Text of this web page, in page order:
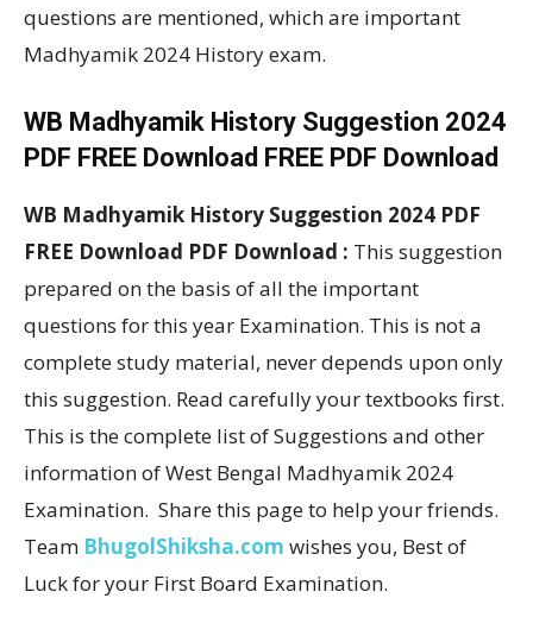
questions are mentioned, which are important
Madhyamik 2024 History exam.
WB Madhyamik History Suggestion 2024
PDF FREE Download FREE PDF Download
WB Madhyamik History Suggestion 2024 PDF
FREE Download PDF Download : This suggestion
prepared on the basis of all the important
questions for this year Examination. This is not a
complete study material, never depends upon only
this suggestion. Read carefully your textbooks first.
This is the complete list of Suggestions and other
information of West Bengal Madhyamik 2024
Examination. Share this page to help your friends.
Team BhugolShiksha.com wishes you, Best of
Luck for your First Board Examination.